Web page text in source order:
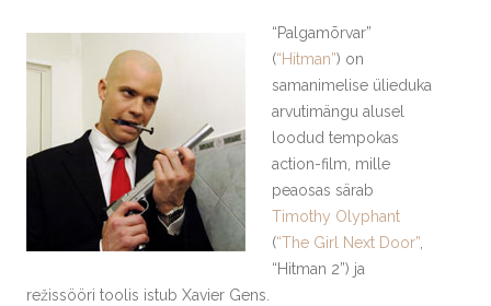
“Palgamõrvar”
(“Hitman”) on
samanimelise ülieduka
arvutimängu alusel
loodud tempokas
action-film, mille
peaosas särab
Timothy Olyphant
(“The Girl Next Door”
“Hitman 2”) ja
režissööri toolis istub Xavier Gens.